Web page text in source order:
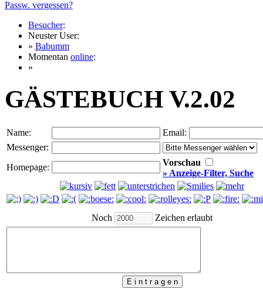
Passw. vergessen?
Besucher:
Neuster User:
» Babumm
Momentan online:
»
GÄSTEBUCH V.2.02
Name:
Email:
Messenger:
Homepage:
Vorschau
» Anzeige-Filter, Suche
Noch Zeichen erlaubt